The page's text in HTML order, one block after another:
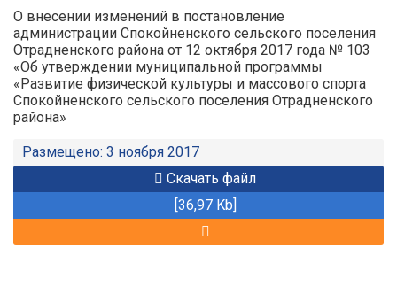
О внесении изменений в постановление
администрации Спокойненского сельского поселения
Отрадненского района от 12 октября 2017 года № 103
«Об утверждении муниципальной программы
«Развитие физической культуры и массового спорта
Спокойненского сельского поселения Отрадненского
района»
Размещено: 3 ноября 2017
Скачать файл
[36,97 Kb]